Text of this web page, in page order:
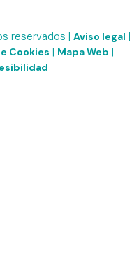
reservados | Aviso legal |
Cookies | Mapa Web |